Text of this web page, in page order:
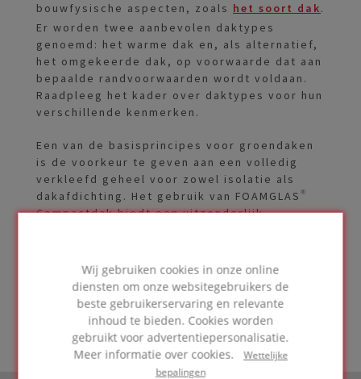
Wij gebruiken cookies in onze online
diensten om onze websitegebruikers de
beste gebruikerservaring en relevante
inhoud te bieden. Cookies worden
gebruikt voor advertentiepersonalisatie.
Meer informatie over cookies. Wettelijke
bepalingen
bouwfysische aspecten, zoals het soort dak.
Er worden twee aanbevolen daktypes
genoemd: het warme dak en, als alternatief,
het omgekeerde dak, op voorwaarde dat aan
bepaalde randvoorwaarden wordt voldaan.
Raadpleeg het kader over daktypes voor hun
verschillende kenmerken.
Een van de basisprincipes voor groendaken
is de voorkeur te geven aan een volledig
verkleefd geheel voor zowel isolatie als
dakafdichting. Het gebruik van FOAMGLAS®
Compactdak biedt een uitzonderlijk
waardoor een volledig waterdichte en
veilige dakstructuur ontstaat.